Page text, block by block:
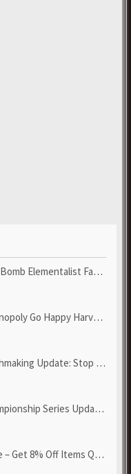
Fast - Grab POE Curren...
Harvest with Looney Tun...
Stop Failed - Grab Bluep...
Update! Get Cheap & ...
Off Items Quickly to Test ...